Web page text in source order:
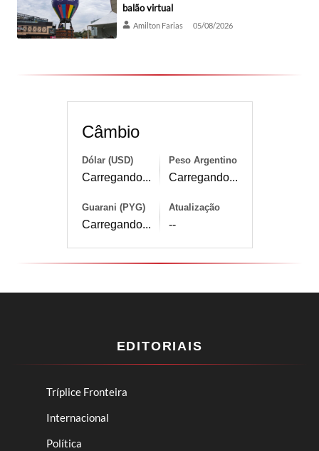
balão virtual
Amilton Farias 05/08/2026
Câmbio
Dólar (USD)
Carregando...
Peso Argentino
Carregando...
Guarani (PYG)
Carregando...
Atualização
--
EDITORIAIS
Tríplice Fronteira
Internacional
Política